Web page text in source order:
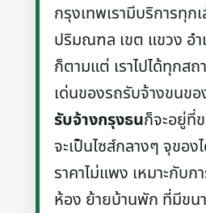
กรุงเทพเรามีบริการทุก
ปริมณฑล เขต แขวง อำ
ก็ตามแต่ เราไปได้ทุกส
เด่นของรถรับจ้างขนข
รับจ้างกรุงธนก็จะอยู่ที่
จะเป็นไซส์กลางๆ จุของ
ราคาไม่แพง เหมาะกับก
ห้อง ย้ายบ้านพัก ที่มีขน